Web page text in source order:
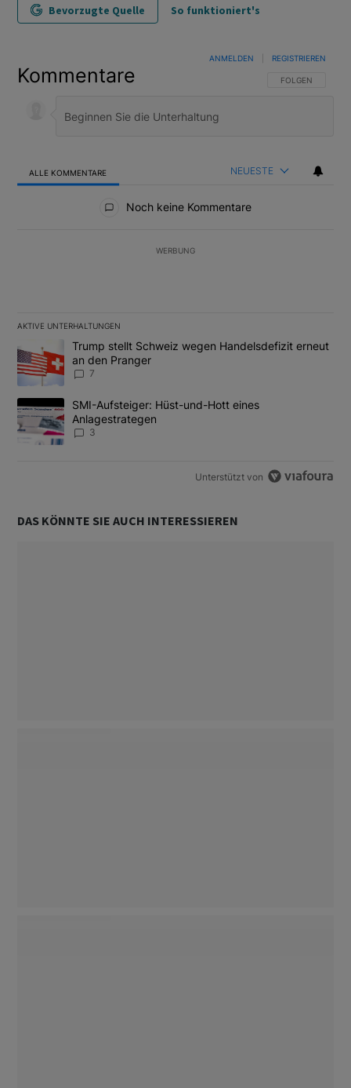
Bevorzugte Quelle So funktioniert's
Kommentare FOLGE DIESER
FOLGEN
ANMELDEN REGISTRIEREN
ALLE KOMMENTARE NEUESTE
Noch keine Kommentare
WERBUNG
AKTIVE UNTERHALTUNGEN
Das Folgende ist eine Liste der am meisten kommentierten
Ein Trendartikel mit dem Titel "Trump stellt Schweiz wegen
Trump stellt Schweiz wegen Handelsdefizit erneut
an den Pranger
7
Ein Trendartikel mit dem Titel "SMI-Aufsteiger: Hüst-und-Hott
SMI-Aufsteiger: Hüst-und-Hott eines
Anlagestrategen
3
Unterstützt von
DAS KÖNNTE SIE AUCH INTERESSIEREN